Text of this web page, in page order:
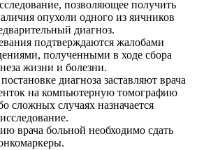
позволяющее получить
опухоли одного из яичников
диагноз.
подтверждаются жалобами
полученными в ходе сбора
жизни и болезни.
диагноза заставляют врача
на компьютерную томографию
сложных случаях назначается
врача больной необходимо сдать